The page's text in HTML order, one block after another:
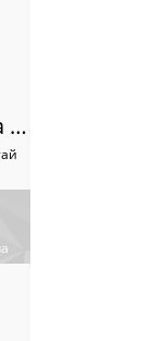
Classik day Мозаика Bonaparte